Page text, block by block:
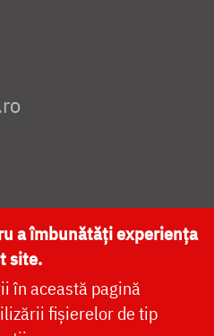
CATEDRALA NAȚIONALĂ
a îmbunătăți experiența
site.
în această pagină
fișierelor de tip